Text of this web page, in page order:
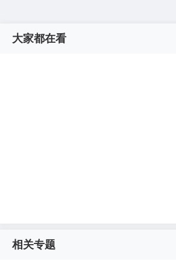
大家都在看
相关专题